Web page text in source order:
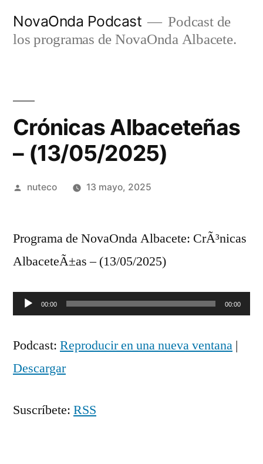
NovaOnda Podcast
Podcast de
los programas de NovaOnda Albacete.
Crónicas Albaceteñas
– (13/05/2025)
Publicada
nuteco 13 mayo, 2025
Programa de NovaOnda Albacete: CrÃ³nicas
AlbaceteÃ±as – (13/05/2025)
Reproductor
audio
00:00 00:00
Podcast: Reproducir en una nueva ventana |
Descargar
Suscríbete: RSS